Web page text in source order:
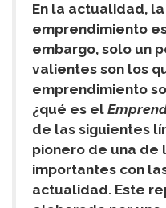
En la actualidad,
emprendimiento
embargo, solo un
valientes son los
emprendimiento
¿qué es el
de las siguientes
pionero de una de
importantes con
actualidad. Este